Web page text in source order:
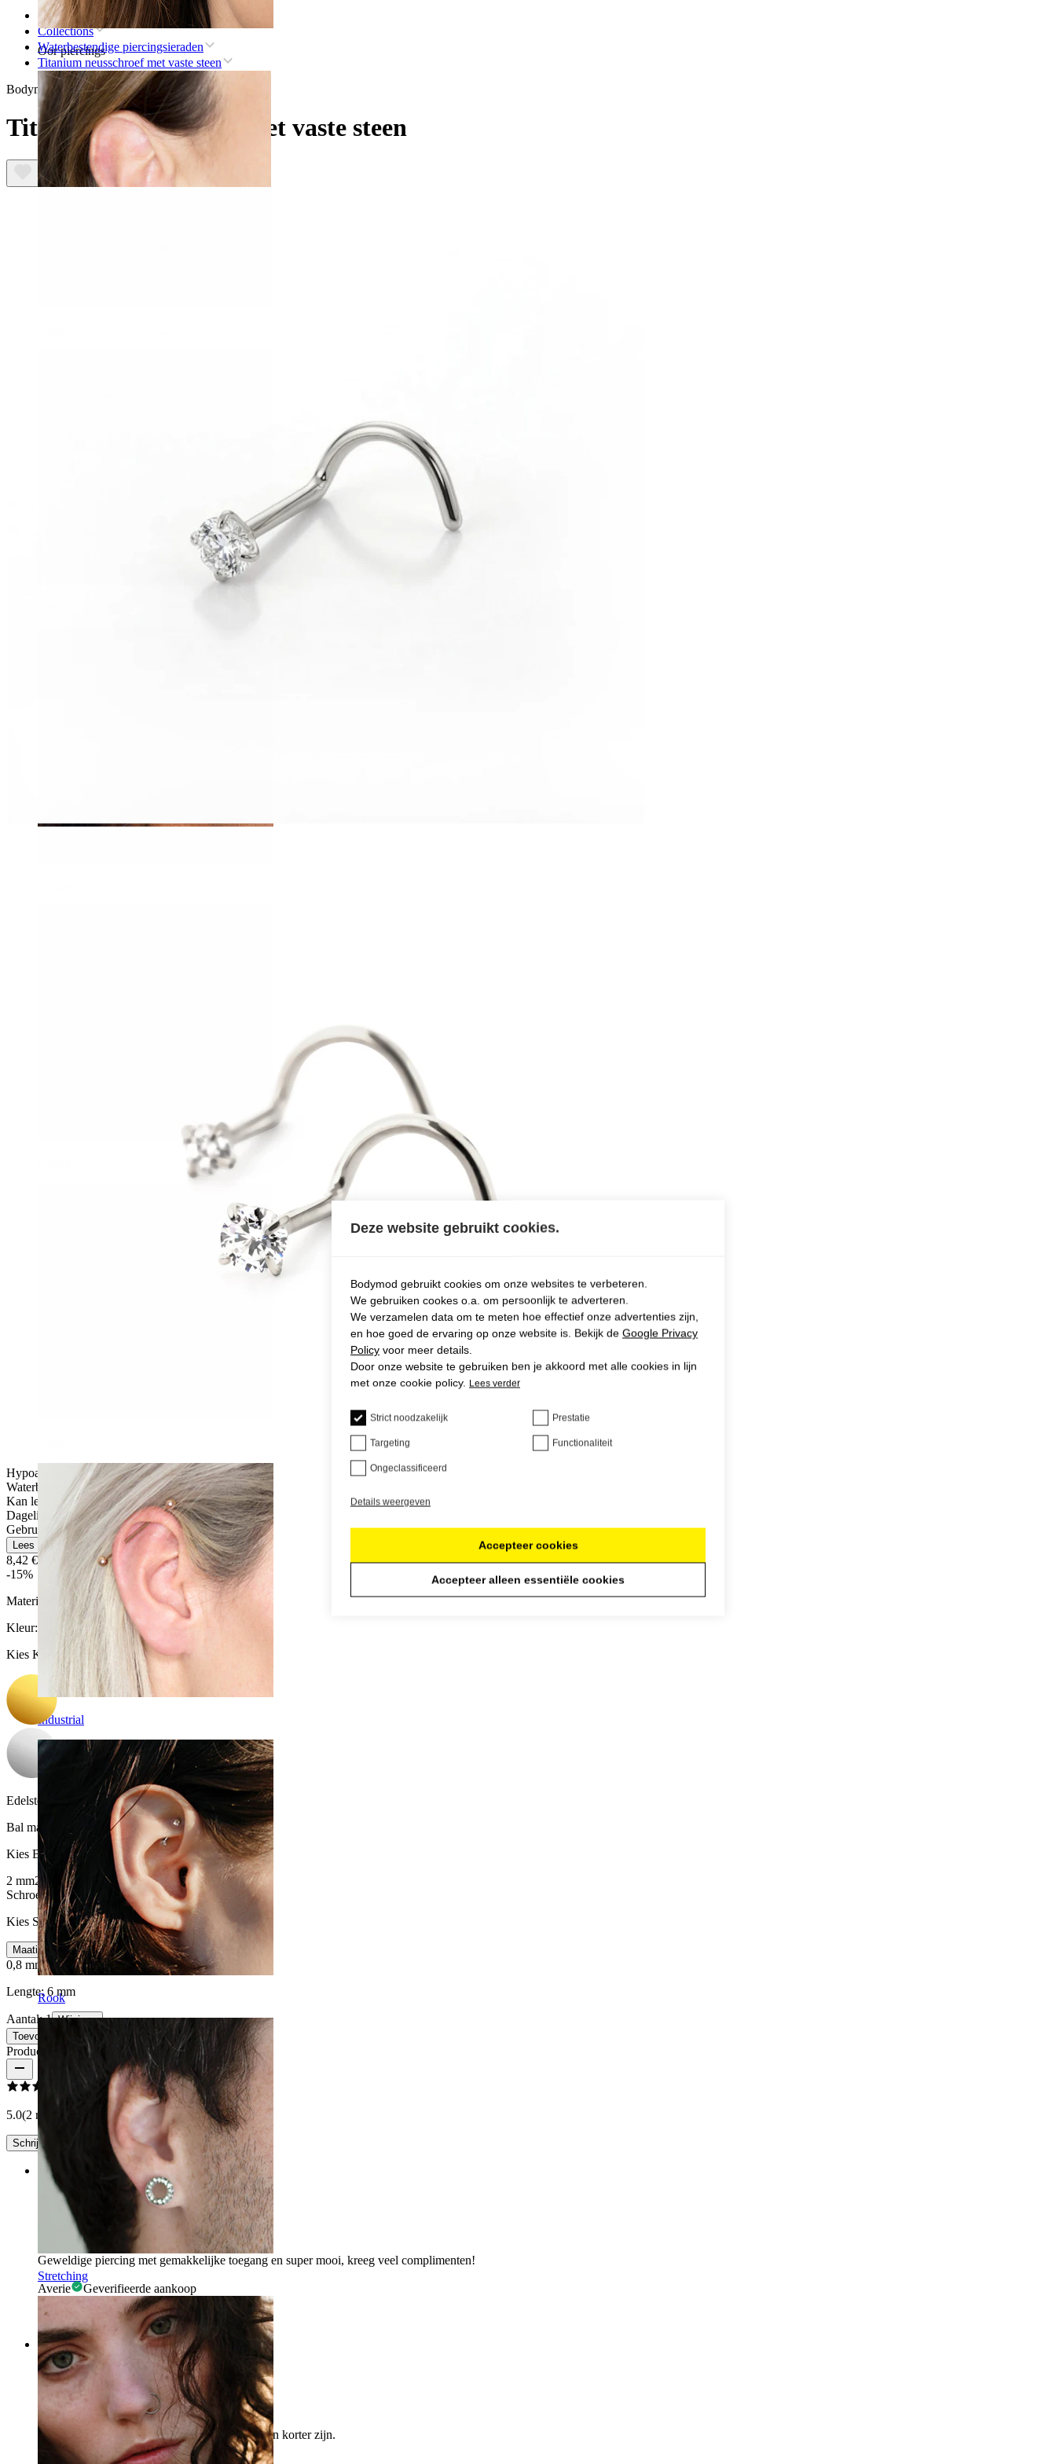
Oor piercings
Industrial
Rook
Stretching
Home
Collections
Waterbestendige piercingsieraden
Titanium neusschroef met vaste steen
Bodymod Premium
Titanium neusschroef met vaste steen
Hypoallergeen
Waterbestendig
Kan levenslang meegaan
Dagelijks gebruik
Gebruikersvriendelijk
Lees meer
8,42 €9,90 €
-15%
Materiaal:
Titanium
Kleur:
Kies Kleur
Edelsteen kleur:
Transparant
Bal maat
Kies Bal maat
2 mm2,5 mm
Schroefdraad dikte
Kies Schroefdraad dikte
Maatinfo
0,8 mm1 mm
Lengte:6 mm
Aantal: 1 Wijzigen
Toevoegen aan winkelwagen
Productbeoordelingen
5.0(2 reviews)
Schrijf een review
Rating
Schattige piercing
Geweldige piercing met gemakkelijke toegang en super mooi, kreeg veel complimenten!
Averie Geverifieerde aankoop
Vertaald door AI Toon origineel
Rating
Aanbevolen
Goede grootte van de steen, maar de schroef kan korter zijn.
Deze website gebruikt cookies.
Bodymod gebruikt cookies om onze websites te verbeteren.
We gebruiken cookes o.a. om persoonlijk te adverteren.
We verzamelen data om te meten hoe effectief onze advertenties zijn,
en hoe goed de ervaring op onze website is. Bekijk de Google Privacy
Policy voor meer details.
Door onze website te gebruiken ben je akkoord met alle cookies in lijn
met onze cookie policy. Lees verder
Strict noodzakelijk Prestatie
Targeting Functionaliteit
Ongeclassificeerd
Details weergeven
Accepteer cookies
Accepteer alleen essentiële cookies